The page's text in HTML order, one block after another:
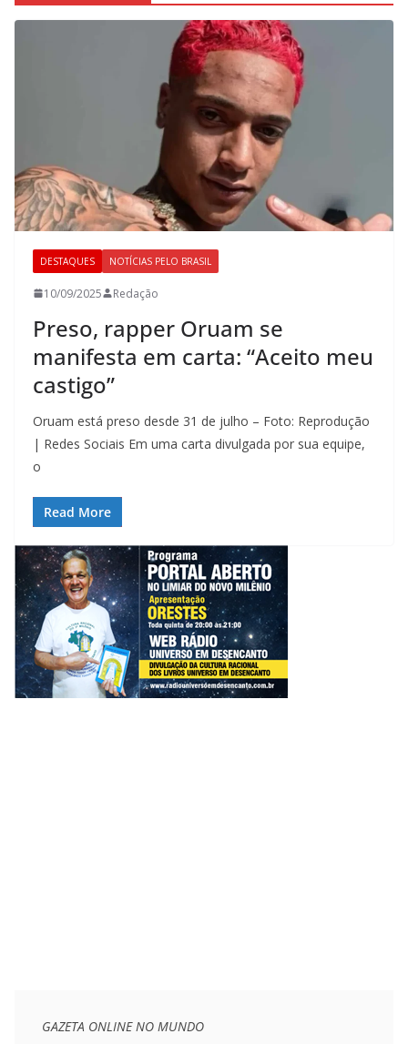
DESTAQUES NOTÍCIAS PELO BRASIL
10/09/2025 Redação
Preso, rapper Oruam se
manifesta em carta: “Aceito meu
castigo”
Oruam está preso desde 31 de julho – Foto: Reprodução
| Redes Sociais Em uma carta divulgada por sua equipe,
o
Read More
GAZETA ONLINE NO MUNDO